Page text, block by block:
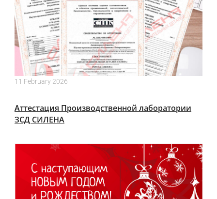
11 February 2026
Аттестация Производственной лаборатории
ЗСД СИЛЕНА